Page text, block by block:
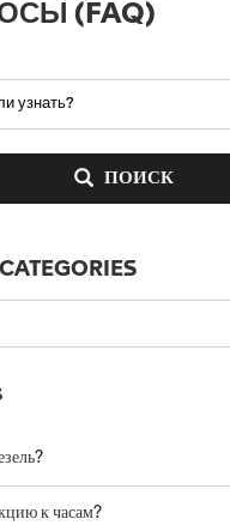
(FAQ)
ПОИСК
к часам?